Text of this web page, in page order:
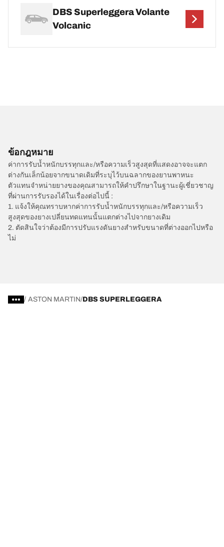
DBS Superleggera Volante
Volcanic
ข้อกฎหมาย
ค่าการรับน้ำหนักบรรทุกและ/หรือความเร็วสูงสุดที่แสดงอาจจะแตก
ต่างกันเล็กน้อยจากขนาดเดิมที่ระบุไว้บนฉลากของยานพาหนะ
ตัวแทนจำหน่ายยางของคุณสามารถให้คำปรึกษาในฐานะผู้เชี่ยวชาญ
ที่ผ่านการรับรองได้ในเรื่องต่อไปนี้ :
1. แจ้งให้คุณทราบหากค่าการรับน้ำหนักบรรทุกและ/หรือความเร็ว
สูงสุดของยางเปลี่ยนทดแทนนั้นแตกต่างไปจากยางเดิม
2. ตัดสินใจว่าต้องมีการปรับแรงดันยางสำหรับขนาดที่ต่างออกไปหรือ
ไม่
/ ASTON MARTIN DBS SUPERLEGGERA